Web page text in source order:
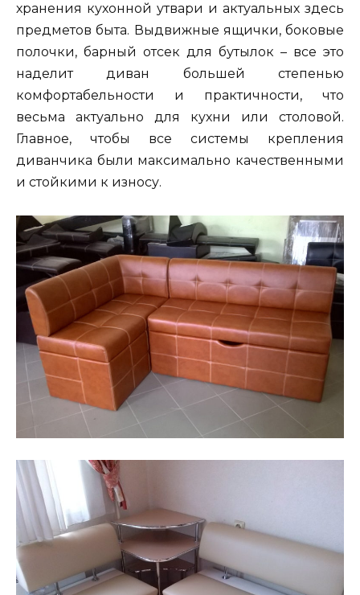
хранения кухонной утвари и актуальных здесь
предметов быта. Выдвижные ящички, боковые
полочки, барный отсек для бутылок – все это
наделит диван большей степенью
комфортабельности и практичности, что
весьма актуально для кухни или столовой.
Главное, чтобы все системы крепления
диванчика были максимально качественными
и стойкими к износу.